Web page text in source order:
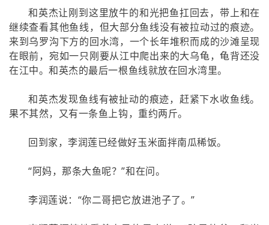
和英杰让刚到这里放牛的和光把鱼扛回去，带上和在
继续查看其他鱼线，但大部分鱼线没有被拉动过的痕迹。
来到乌罗沟下方的回水湾，一个长年堆积而成的沙滩呈现
在眼前，宛如一只刚要从江中爬出来的大乌龟，龟背还没
在江中。和英杰的最后一根鱼线就放在回水湾里。
和英杰发现鱼线有被扯动的痕迹，赶紧下水收鱼线。
果不其然，又有一条鱼上钩，重约两斤。
回到家，李润莲已经做好玉米面拌南瓜稀饭。
“阿妈，那条大鱼呢？”和在问。
李润莲说：“你二哥把它放进池子了。”